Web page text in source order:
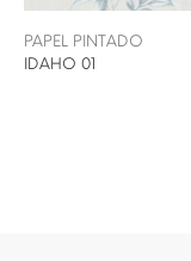
PAPEL PINTADO
IDAHO 01